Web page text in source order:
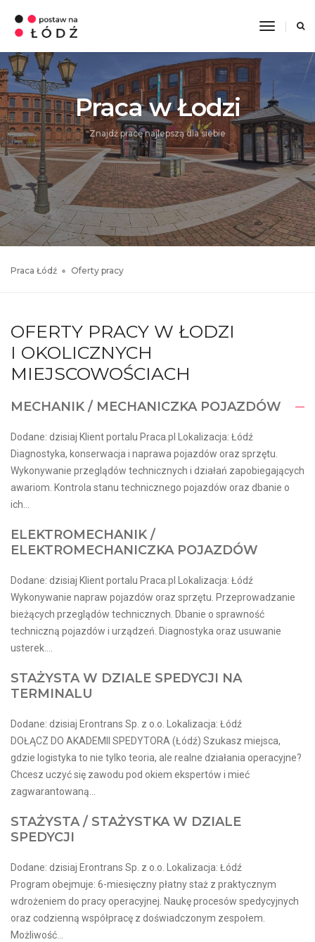
Toggle
Praca w Łodzi
Znajdź pracę najlepszą dla siebie
Praca Łódź Oferty pracy
OFERTY PRACY W ŁODZI
I OKOLICZNYCH
MIEJSCOWOŚCIACH
MECHANIK / MECHANICZKA POJAZDÓW
Dodane: dzisiaj Klient portalu Praca.pl Lokalizacja: Łódź
Diagnostyka, konserwacja i naprawa pojazdów oraz sprzętu.
Wykonywanie przeglądów technicznych i działań zapobiegających
awariom. Kontrola stanu technicznego pojazdów oraz dbanie o
ich...
ELEKTROMECHANIK /
ELEKTROMECHANICZKA POJAZDÓW
Dodane: dzisiaj Klient portalu Praca.pl Lokalizacja: Łódź
Wykonywanie napraw pojazdów oraz sprzętu. Przeprowadzanie
bieżących przeglądów technicznych. Dbanie o sprawność
techniczną pojazdów i urządzeń. Diagnostyka oraz usuwanie
usterek....
STAŻYSTA W DZIALE SPEDYCJI NA
TERMINALU
Dodane: dzisiaj Erontrans Sp. z o.o. Lokalizacja: Łódź
DOŁĄCZ DO AKADEMII SPEDYTORA (Łódź) Szukasz miejsca,
gdzie logistyka to nie tylko teoria, ale realne działania operacyjne?
Chcesz uczyć się zawodu pod okiem ekspertów i mieć
zagwarantowaną...
STAŻYSTA / STAŻYSTKA W DZIALE
SPEDYCJI
Dodane: dzisiaj Erontrans Sp. z o.o. Lokalizacja: Łódź
Program obejmuje: 6-miesięczny płatny staż z praktycznym
wdrożeniem do pracy operacyjnej. Naukę procesów spedycyjnych
oraz codzienną współpracę z doświadczonym zespołem.
Możliwość...